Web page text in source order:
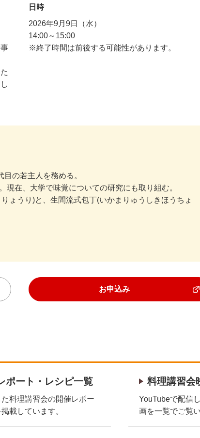
日時
2026年9月9日（水）
14:00～15:00
※終了時間は前後する可能性があります。
の若主人を務める。
在、大学で味覚についての研究にも取り組む。
ょうり)と、生間流式包丁(いかまりゅうしきほうちょ
お申込み
ポート・レシピ一覧
料理講習会の開催レポー
載しています。
料理講習会
YouTubeで配信
画を一覧でご覧